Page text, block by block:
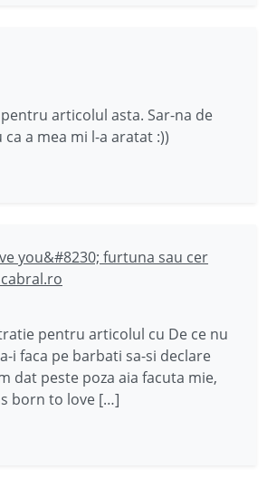
articolul asta. Sar-na de
a mea mi l-a aratat :))
you&#8230; furtuna sau cer
pentru articolul cu De ce nu
i faca pe barbati sa-si declare
dat peste poza aia facuta mie,
born to love […]